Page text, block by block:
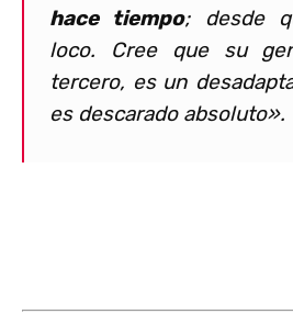
hace tiempo; desde
loco. Cree que su
tercero, es un
es descarado absoluto».